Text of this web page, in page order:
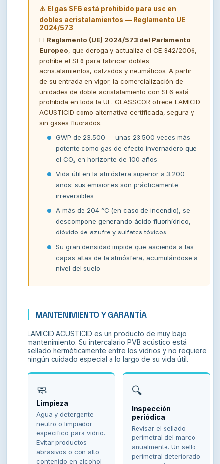
⚠️ El gas SF6 está prohibido para uso en
dobles acristalamientos — Reglamento UE
2024/573
El Reglamento (UE) 2024/573 del Parlamento
Europeo, que deroga y actualiza el CE 842/2006,
prohíbe el SF6 para fabricar dobles
acristalamientos, calzados y neumáticos. A partir
de su entrada en vigor, la comercialización de
unidades de doble acristalamiento con SF6 está
prohibida en toda la UE. GLASSCOR ofrece LAMICID
ACUSTICID como alternativa certificada, segura y
sin gases fluorados.
GWP de 23.500 — unas 23.500 veces más
potente como gas de efecto invernadero que
el CO₂ en horizonte de 100 años
Vida útil en la atmósfera superior a 3.200
años: sus emisiones son prácticamente
irreversibles
A más de 204 °C (en caso de incendio), se
descompone generando ácido fluorhídrico,
dióxido de azufre y sulfatos tóxicos
Su gran densidad impide que ascienda a las
capas altas de la atmósfera, acumulándose a
nivel del suelo
MANTENIMIENTO Y GARANTÍA
LAMICID ACUSTICID es un producto de muy bajo
mantenimiento. Su intercalario PVB acústico está
sellado herméticamente entre los vidrios y no requiere
ningún cuidado especial a lo largo de su vida útil.
🧼
Limpieza
Agua y detergente
neutro o limpiador
específico para vidrio.
Evitar productos
abrasivos o con alto
contenido en alcohol
🔍
Inspección
periódica
Revisar el sellado
perimetral del marco
anualmente. Un sello
perimetral deteriorado